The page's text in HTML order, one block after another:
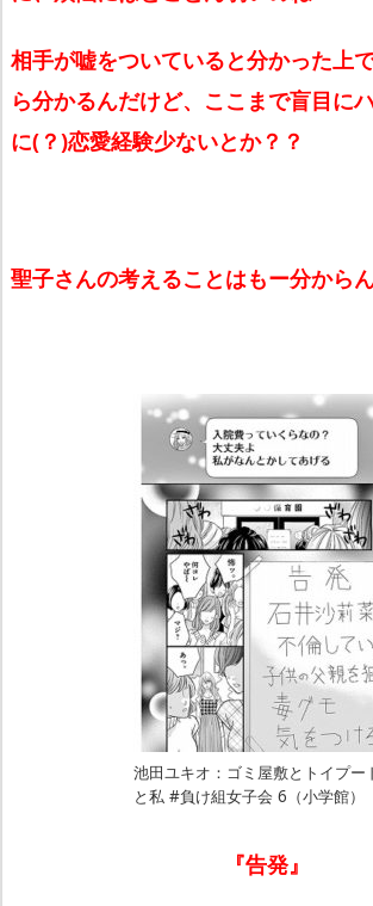
相手が嘘をついていると分かった上
ら分かるんだけど、ここまで盲目に
に(？)恋愛経験少ないとか？？
聖子さんの考えることはもー分から
池田ユキオ：ゴミ屋敷とトイプー
と私 #負け組女子会 6（小学館）
『告発』